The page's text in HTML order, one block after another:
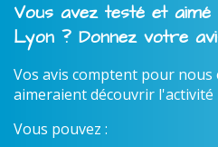
Vous avez testé et
Lyon ? Donnez votre
Vos avis comptent pour nous
aimeraient découvrir l'activité
Vous pouvez :